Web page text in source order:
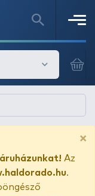
×
Az
.